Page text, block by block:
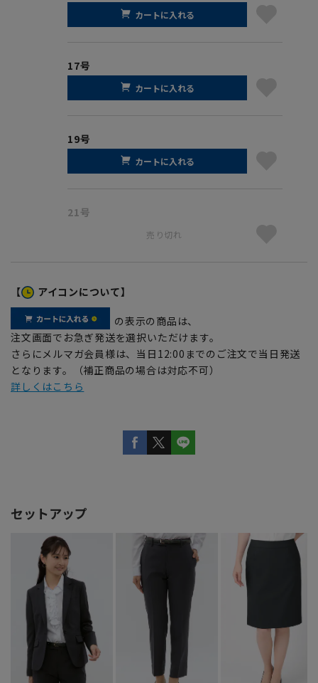
カートに入れる
17号
カートに入れる
19号
カートに入れる
21号
売り切れ
【 アイコンについて】
の表示の商品は、
注文画面でお急ぎ発送を選択いただけます。
さらにメルマガ会員様は、当日12:00までのご注文で当日発送
となります。（補正商品の場合は対応不可）
詳しくはこちら